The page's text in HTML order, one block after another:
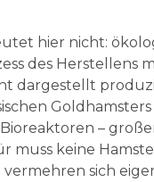
hier nicht:
des Herstellens
dargestellt
–
muss keine
vermehren sich